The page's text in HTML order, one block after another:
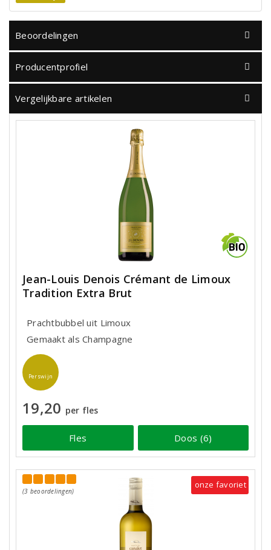
Beoordelingen
Producentprofiel
Vergelijkbare artikelen
Jean-Louis Denois Crémant de Limoux
Tradition Extra Brut
Prachtbubbel uit Limoux
Gemaakt als Champagne
Perswijn
19,20 per fles
Fles Doos (6)
(3 beoordelingen)
onze favoriet